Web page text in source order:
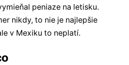
peniaze na letisku.
nikdy, to nie je najlepšie
v Mexiku to neplatí.